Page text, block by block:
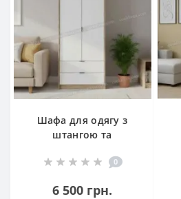
Шафа для одягу з
штангою та
0
6 500 грн.